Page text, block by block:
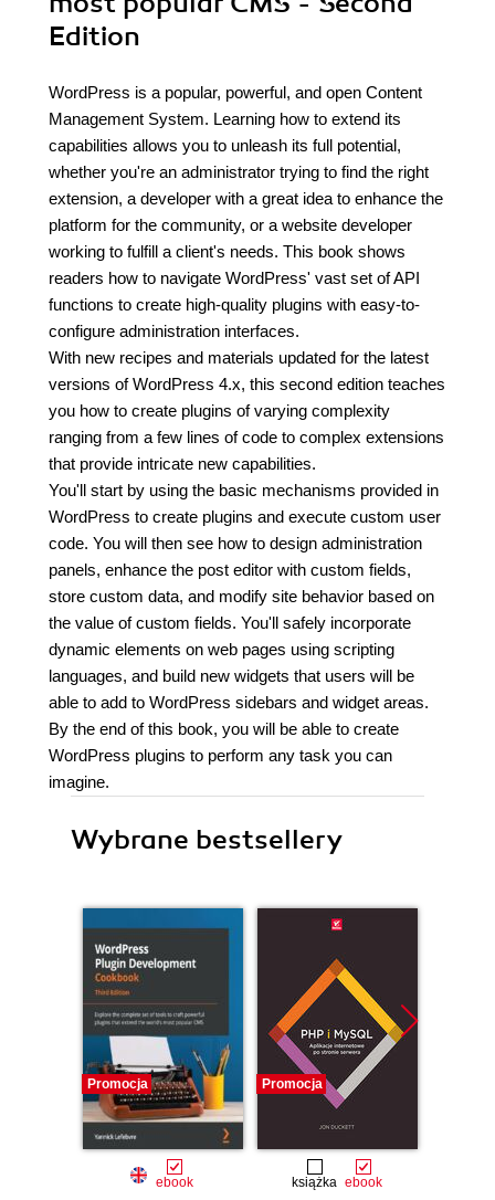
Edition
WordPress is a popular, powerful, and open Content
Management System. Learning how to extend its
capabilities allows you to unleash its full potential,
whether you're an administrator trying to find the right
extension, a developer with a great idea to enhance the
platform for the community, or a website developer
working to fulfill a client's needs. This book shows
readers how to navigate WordPress' vast set of API
functions to create high-quality plugins with easy-to-
configure administration interfaces.
With new recipes and materials updated for the latest
versions of WordPress 4.x, this second edition teaches
you how to create plugins of varying complexity
ranging from a few lines of code to complex extensions
that provide intricate new capabilities.
You'll start by using the basic mechanisms provided in
WordPress to create plugins and execute custom user
code. You will then see how to design administration
panels, enhance the post editor with custom fields,
store custom data, and modify site behavior based on
the value of custom fields. You'll safely incorporate
dynamic elements on web pages using scripting
languages, and build new widgets that users will be
able to add to WordPress sidebars and widget areas.
By the end of this book, you will be able to create
WordPress plugins to perform any task you can
imagine.
Wybrane bestsellery
Promocja
ebook
Promocja
książka ebook